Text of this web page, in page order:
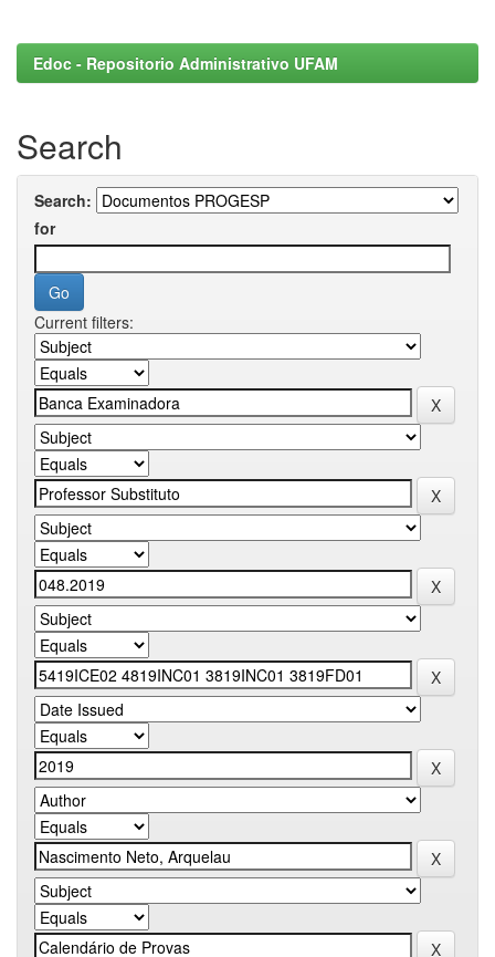
Edoc - Repositorio Administrativo UFAM
Search
Search:
for
Current filters: